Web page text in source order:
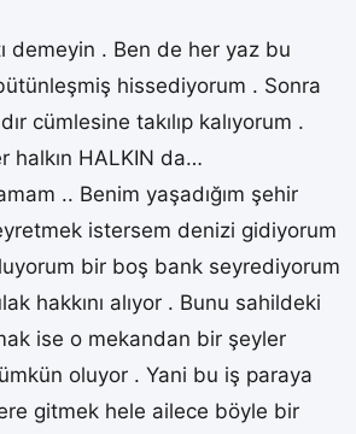
demeyin . Ben de her yaz bu
hissediyorum . Sonra
cümlesine takılıp kalıyorum .
halkın HALKIN da…
.. Benim yaşadığım şehir
istersem denizi gidiyorum
bir boş bank seyrediyorum
hakkını alıyor . Bunu sahildeki
ise o mekandan bir şeyler
oluyor . Yani bu iş paraya
gitmek hele ailece böyle bir